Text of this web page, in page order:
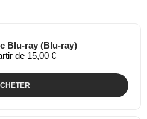
Blu-ray (Blu-ray)
de 15,00 €